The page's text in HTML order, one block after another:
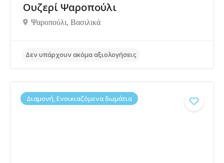
Δεν υπάρχουν ακόμα αξιολογήσεις
Ουζερί Ψαροπούλι
Ψαροπούλι, Bασιλικά
Διαμονή, Ενοικιαζόμενα δωμάτια